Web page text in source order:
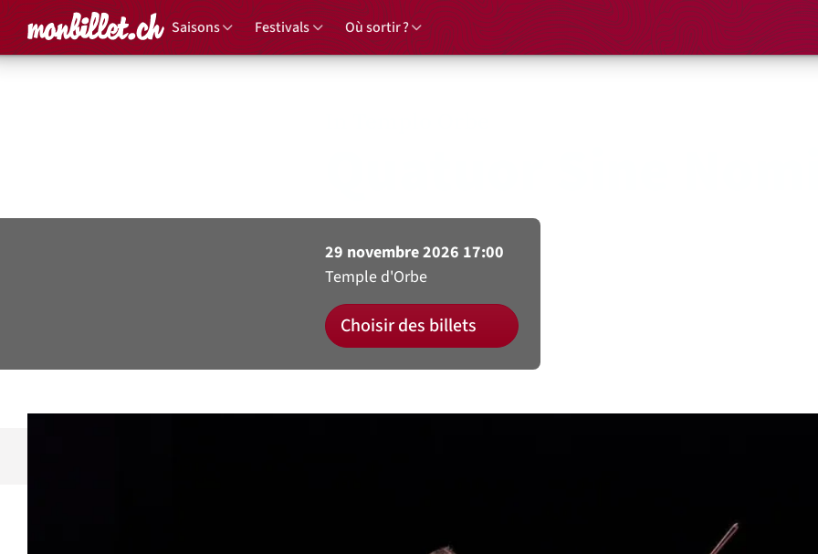
Accueil Saisons Festivals Où sortir ?
29 novembre 2026 17:00
Temple d'Orbe
Choisir des billets
La virtuosité s’invite au cœur du patrimoine